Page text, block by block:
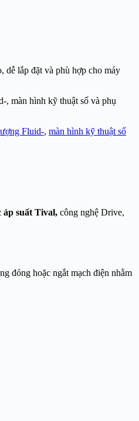
dễ lắp đặt và phù hợp cho máy
màn hình kỹ thuật số và phụ
Fluid-, màn hình kỹ thuật số
áp suất Tival, công nghệ Drive,
đóng hoặc ngắt mạch điện nhằm